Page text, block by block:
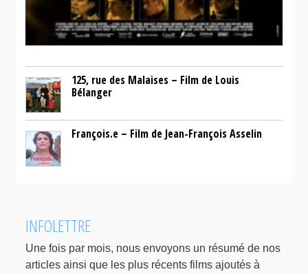
125, rue des Malaises – Film de Louis
Bélanger
François.e – Film de Jean-François Asselin
INFOLETTRE
Une fois par mois, nous envoyons un résumé de nos
articles ainsi que les plus récents films ajoutés à